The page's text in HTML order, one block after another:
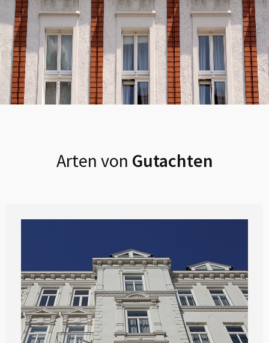
Arten von Gutachten